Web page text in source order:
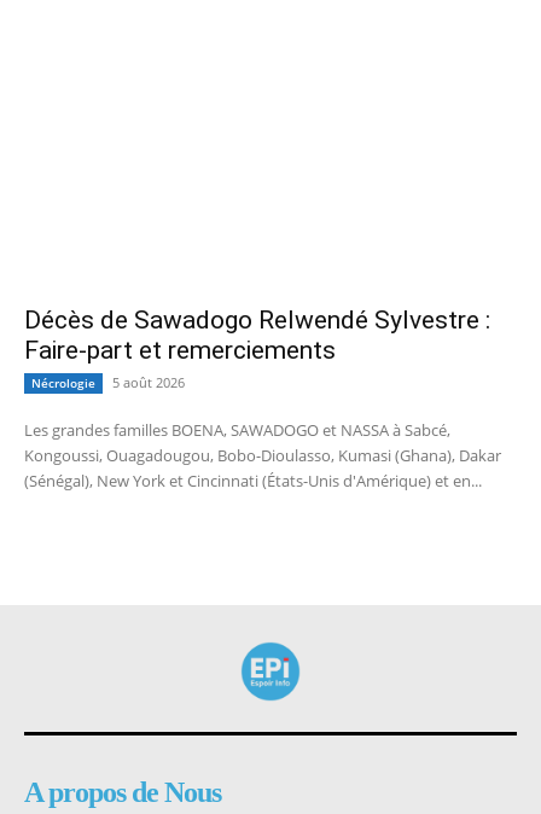
Décès de Sawadogo Relwendé Sylvestre :
Faire-part et remerciements
Nécrologie 5 août 2026
Les grandes familles BOENA, SAWADOGO et NASSA à Sabcé,
Kongoussi, Ouagadougou, Bobo-Dioulasso, Kumasi (Ghana), Dakar
(Sénégal), New York et Cincinnati (États-Unis d'Amérique) et en...
A propos de Nous